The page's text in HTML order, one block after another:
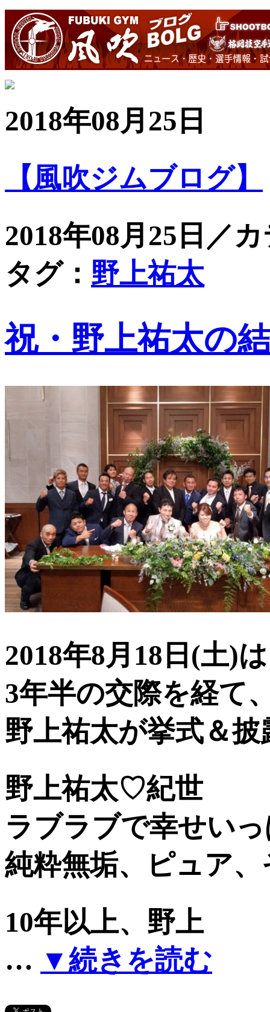
2018年08月25日
【風吹ジムブログ】
2018年08月25日／
タグ： 野上祐太
祝・野上祐太の
2018年8月18日(土)
3年半の交際を経て
野上祐太が挙式＆
野上祐太♡紀世
ラブラブで幸せい
純粋無垢、ピュア
10年以上、野上
… ▼続きを読む